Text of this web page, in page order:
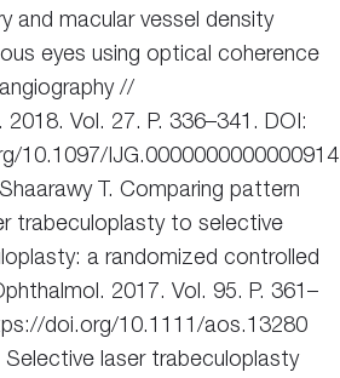
and macular vessel density
eyes using optical coherence
//
2018. Vol. 27. P. 336–341. DOI:
10.1097/IJG.0000000000000914
T. Comparing pattern
trabeculoplasty to selective
a randomized controlled
2017. Vol. 95. P. 361–
doi.org/10.1111/aos.13280
Selective laser trabeculoplasty